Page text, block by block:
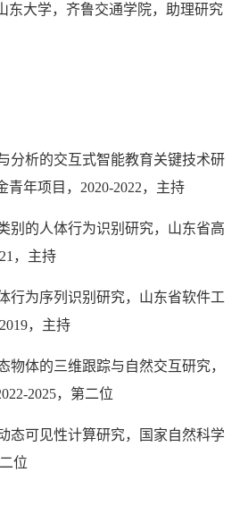
东大学，齐鲁交通学院，助理研究
分析的交互式智能教育关键技术研
青年项目， 2020-2022，主持
别的人体行为识别研究，山东省高
，主持
行为序列识别研究，山东省软件工
，主持
物体的三维跟踪与自然交互研究，
2025，第二位
态可见性计算研究，国家自然科学
位